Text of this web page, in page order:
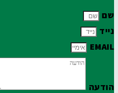
שם
נייד
EMAIL
הודעה